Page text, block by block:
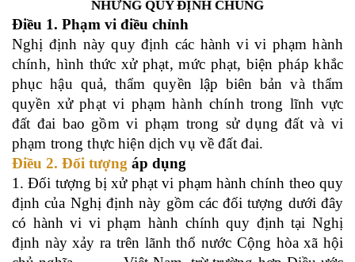
NHỮNG QUY ĐỊNH CHUNG
Điều 1. Phạm vi điều chỉnh
Nghị định này quy định các hành vi vi phạm hành
chính, hình thức xử phạt, mức phạt, biện pháp khắc
phục hậu quả, thẩm quyền lập biên bản và thẩm
quyền xử phạt vi phạm hành chính trong lĩnh vực
đất đai bao gồm vi phạm trong sử dụng đất và vi
phạm trong thực hiện dịch vụ về đất đai.
Điều 2. Đối tượng áp dụng
1. Đối tượng bị xử phạt vi phạm hành chính theo quy
định của Nghị định này gồm các đối tượng dưới đây
có hành vi vi phạm hành chính quy định tại Nghị
định nàyxảy ra trên lãnh thổ nước Cộng hòa xã hội